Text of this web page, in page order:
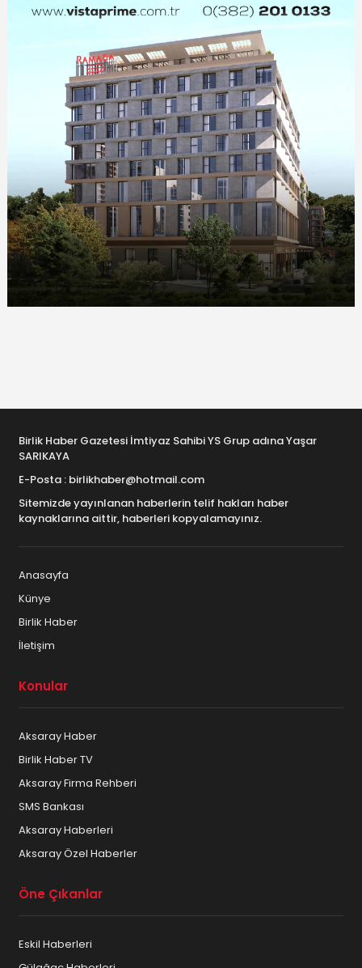
Birlik Haber Gazetesi İmtiyaz Sahibi YS Grup adına Yaşar
SARIKAYA
E-Posta : birlikhaber@hotmail.com
Sitemizde yayınlanan haberlerin telif hakları haber
kaynaklarına aittir, haberleri kopyalamayınız.
Anasayfa
Künye
Birlik Haber
İletişim
Konular
Aksaray Haber
Birlik Haber TV
Aksaray Firma Rehberi
SMS Bankası
Aksaray Haberleri
Aksaray Özel Haberler
Öne Çıkanlar
Eskil Haberleri